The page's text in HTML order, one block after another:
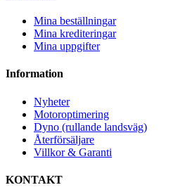
Mina beställningar
Mina krediteringar
Mina uppgifter
Information
Nyheter
Motoroptimering
Dyno (rullande landsväg)
Återförsäljare
Villkor & Garanti
KONTAKT